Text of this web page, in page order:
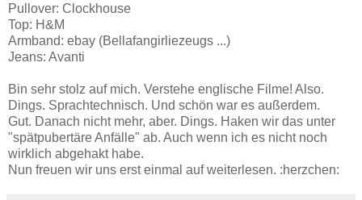
Pullover: Clockhouse
Top: H&M
Armband: ebay (Bellafangirliezeugs ...)
Jeans: Avanti
Bin sehr stolz auf mich. Verstehe englische Filme! Also.
Dings. Sprachtechnisch. Und schön war es außerdem.
Gut. Danach nicht mehr, aber. Dings. Haken wir das unter
"spätpubertäre Anfälle" ab. Auch wenn ich es nicht noch
wirklich abgehakt habe.
Nun freuen wir uns erst einmal auf weiterlesen. :herzchen: